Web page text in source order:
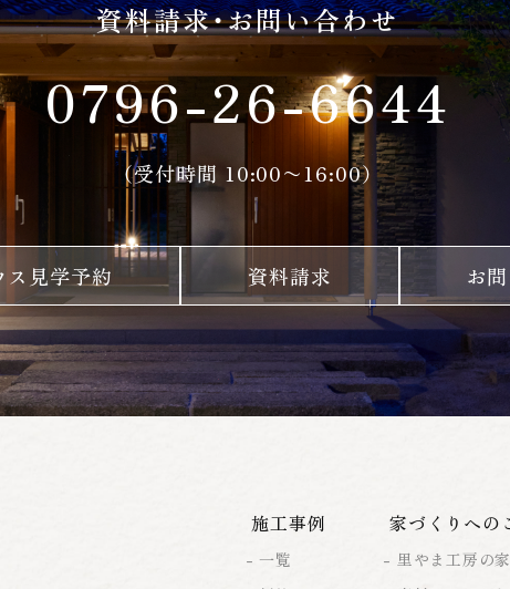
資料請求・お問い合わせ
0796-26-6644
（受付時間 10:00〜16:00）
見学予約 資料請求 お
施工事例
一覧
家づくりへの
里やま工房の